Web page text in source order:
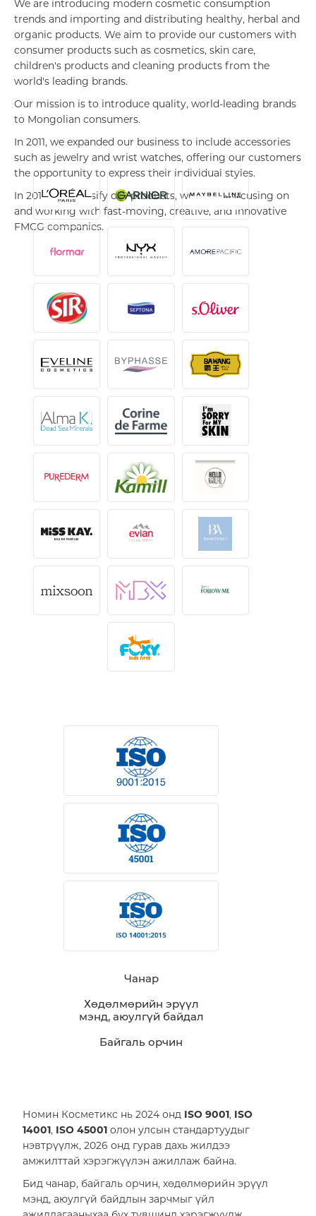
Импорт, Экспорт дистрибьюшн
Агаарын тээвэр, автомотив, логистик
Мэдээллийн технологи
Барилга үл хөдлөх хөрөнгө
We are introducing modern cosmetic consumption
trends and importing and distributing healthy, herbal and
organic products. We aim to provide our customers with
consumer products such as cosmetics, skin care,
children's products and cleaning products from the
world's leading brands.
Our mission is to introduce quality, world-leading brands
to Mongolian consumers.
In 2011, we expanded our business to include accessories
such as jewelry and wrist watches, offering our customers
the opportunity to express their individual styles.
In 2016, to diversify our products, we began focusing on
and working with fast-moving, creative, and innovative
FMCG companies.
Чанар
Хөдөлмөрийн эрүүл
мэнд, аюулгүй байдал
Байгаль орчин
Номин Косметикс нь 2024 онд ISO 9001, ISO
14001, ISO 45001 олон улсын стандартуудыг
нэвтрүүлж, 2026 онд гурав дахь жилдээ
амжилттай хэрэгжүүлэн ажиллаж байна.
Бид чанар, байгаль орчин, хөдөлмөрийн эрүүл
мэнд, аюулгүй байдлын зарчмыг үйл